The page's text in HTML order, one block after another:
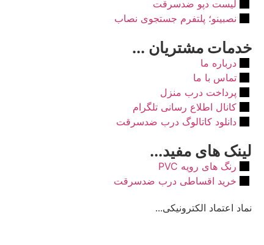
لیست دپو ضدسرقت
نصبینو؛ پلتفرم جستجوی نصاب
خدمات مشتریان ...
درباره ما
تماس با ما
پرداخت درب منزل
کانال اطلاع رسانی تلگرام
دانلود کاتالوگ درب ضدسرقت
لینک های مفید...
رنگ های رویه PVC
خرید اقساطی درب ضدسرقت
نماد اعتماد الکترونیکی...